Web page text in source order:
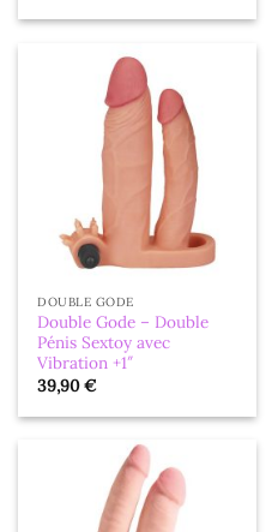
DOUBLE GODE
Double Gode – Double
Pénis Sextoy avec
Vibration +1″
39,90€